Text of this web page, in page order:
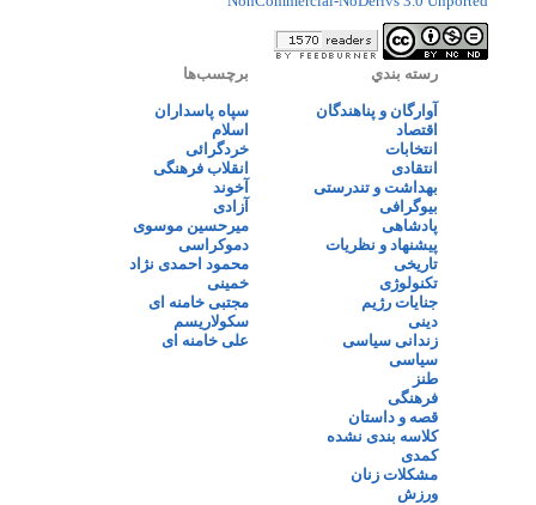
رسته بندي
آوارگان و پناهندگان
اقتصاد
انتخابات
انتقادی
بهداشت و تندرستی
بیوگرافی
پادشاهی
پیشنهاد و نظریات
تاریخی
تکنولوژی
جنایات رژیم
دینی
زندانی سیاسی
سیاسی
طنز
فرهنگی
قصه و داستان
کلاسه بندی نشده
کمدی
مشکلات زنان
ورزش
برچسب‌ها
سپاه پاسداران
اسلام
خردگرائی
انقلاب فرهنگی
آخوند
آزادی
میرحسین موسوی
دموکراسی
محمود احمدی نژاد
خمینی
مجتبی خامنه ای
سکولاریسم
علی خامنه ای